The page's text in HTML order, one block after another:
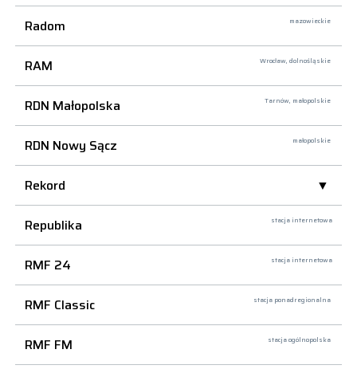
Radom mazowieckie
RAM Wrocław, dolnośląskie
RDN Małopolska Tarnów, małopolskie
RDN Nowy Sącz małopolskie
Rekord
Republika
stacja internetowa
RMF 24 stacja internetowa
RMF Classic stacja ponadregionalna
RMF FM stacja ogólnopolska